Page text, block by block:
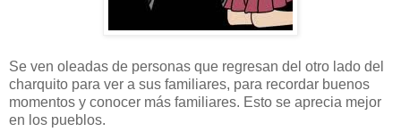
Se ven oleadas de personas que regresan del otro lado del
charquito para ver a sus familiares, para recordar buenos
momentos y conocer más familiares. Esto se aprecia mejor
en los pueblos.